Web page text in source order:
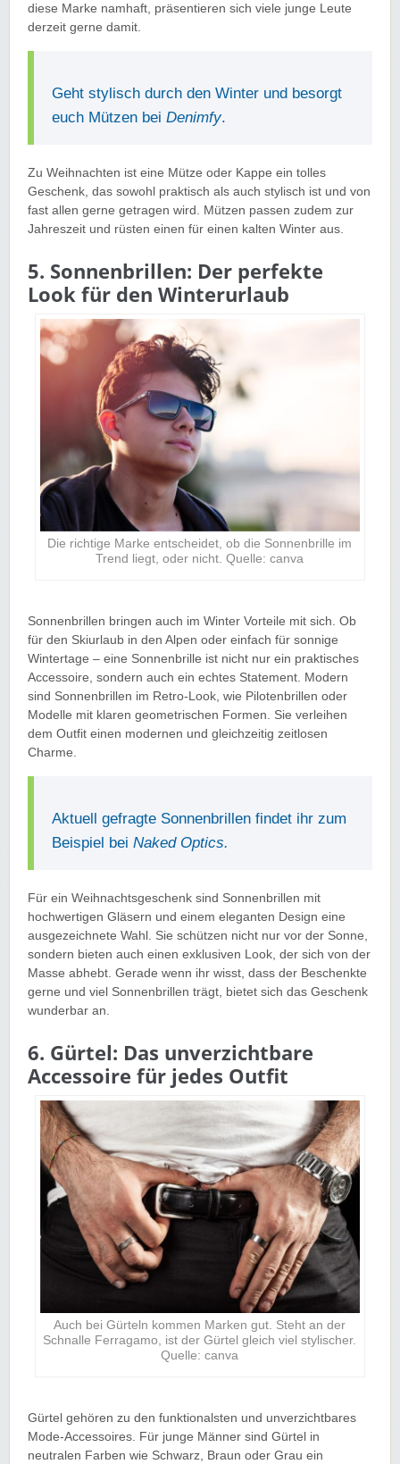
diese Marke namhaft, präsentieren sich viele junge Leute
derzeit gerne damit.
Geht stylisch durch den Winter und besorgt
euch Mützen beiDenimfy.
Zu Weihnachten ist eine Mütze oder Kappe ein tolles
Geschenk, das sowohl praktisch als auch stylisch ist und von
fast allen gerne getragen wird. Mützen passen zudem zur
Jahreszeit und rüsten einen für einen kalten Winter aus.
5. Sonnenbrillen: Der perfekte
Look für den Winterurlaub
Die richtige Marke entscheidet, ob die Sonnenbrille im
Trend liegt, oder nicht. Quelle: canva
Sonnenbrillen bringen auch im Winter Vorteile mit sich. Ob
für den Skiurlaub in den Alpen oder einfach für sonnige
Wintertage – eine Sonnenbrille ist nicht nur ein praktisches
Accessoire, sondern auch ein echtes Statement. Modern
sind Sonnenbrillen im Retro-Look, wie Pilotenbrillen oder
Modelle mit klaren geometrischen Formen. Sie verleihen
dem Outfit einen modernen und gleichzeitig zeitlosen
Charme.
Aktuell gefragte Sonnenbrillen findet ihr zum
Beispiel beiNaked Optics.
Für ein Weihnachtsgeschenk sind Sonnenbrillen mit
hochwertigen Gläsern und einem eleganten Design eine
ausgezeichnete Wahl. Sie schützen nicht nur vor der Sonne,
sondern bieten auch einen exklusiven Look, der sich von der
Masse abhebt. Gerade wenn ihr wisst, dass der Beschenkte
gerne und viel Sonnenbrillen trägt, bietet sich das Geschenk
wunderbar an.
6. Gürtel: Das unverzichtbare
Accessoire für jedes Outfit
Auch bei Gürteln kommen Marken gut. Steht an der
Schnalle Ferragamo, ist der Gürtel gleich viel stylischer.
Quelle: canva
Gürtel gehören zu den funktionalsten und unverzichtbares
Mode-Accessoires. Für junge Männer sind Gürtel in
neutralen Farben wie Schwarz, Braun oder Grau ein